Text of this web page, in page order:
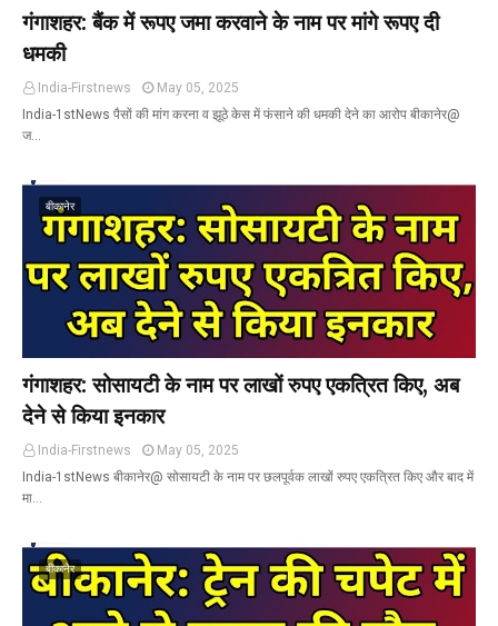
गंगाशहर: बैंक में रूपए जमा करवाने के नाम पर मांगे रूपए दी
धमकी
India-Firstnews
May 05, 2025
India-1stNews पैसों की मांग करना व झूठे केस में फंसाने की धमकी देने का आरोप बीकानेर@
ज…
बीकानेर
गंगाशहर: सोसायटी के नाम पर लाखों रुपए एकत्रित किए, अब
देने से किया इनकार
India-Firstnews
May 05, 2025
India-1stNews बीकानेर@ सोसायटी के नाम पर छलपूर्वक लाखों रुपए एकत्रित किए और बाद में
मा…
बीकानेर